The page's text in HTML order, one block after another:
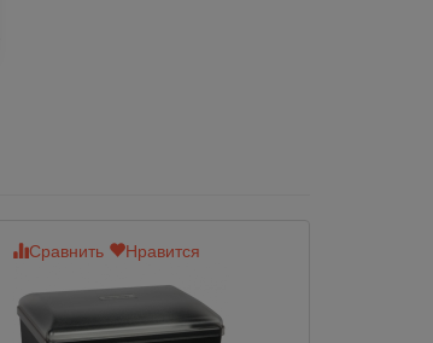
Сравнить Нравится